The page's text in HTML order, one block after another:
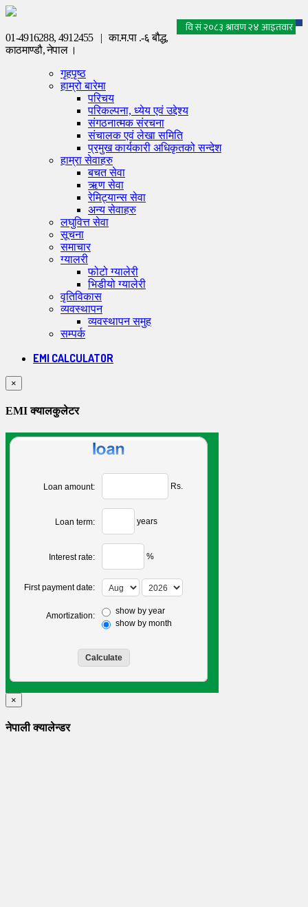
01-4916288, 4912455 |का.म.पा .-६ बौद्ध,
काठमाण्डौ, नेपाल ।
गृहपृष्ठ
हाम्रो बारेमा
परिचय
परिकल्पना, ध्येय एवं उद्देश्य
संगठनात्मक संरचना
संचालक एवं लेखा समिति
प्रमुख कार्यकारी अधिकृतको सन्देश
हाम्रा सेवाहरु
बचत सेवा
ऋण सेवा
रेमिट्यान्स सेवा
अन्य सेवाहरु
लघुवित्त सेवा
सूचना
समाचार
ग्यालरी
फोटो ग्यालेरी
भिडीयो ग्यालेरी
वृतिविकास
व्यवस्थापन
व्यवस्थापन समुह
सम्पर्क
EMI CALCULATOR
×
EMI क्यालकुलेटर
Loan amount: Rs.
Loan term: years
Interest rate: %
First payment date:
Amortization:
show by year
show by month
×
नेपाली क्यालेन्डर